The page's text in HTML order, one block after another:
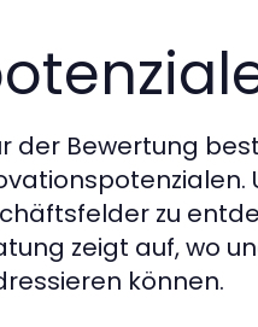
der Bewertung
zu
zeigt auf, wo
können.